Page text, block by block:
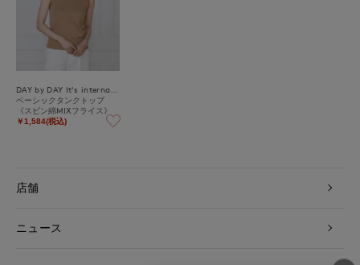
ベーシックタンクトップ
《スビン綿MIXフライス》
￥1,584(税込)
店舗
ニュース